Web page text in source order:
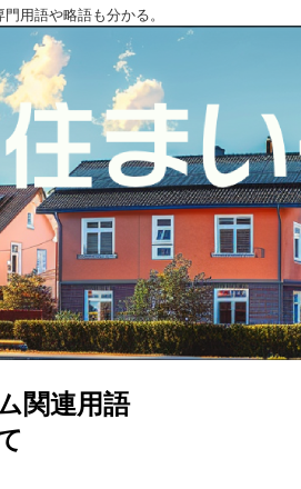
用語や略語も分かる。
関連用語